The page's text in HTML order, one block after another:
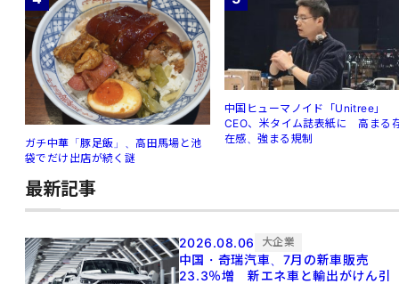
ガチ中華「豚足飯」、高田馬場と池
袋でだけ出店が続く謎
中国ヒューマノイド「Unitree」
CEO、米タイム誌表紙に 高まる
在感、強まる規制
最新記事
2026.08.06 大企業
中国・奇瑞汽車、7月の新車販売
23.3％増 新エネ車と輸出がけん引